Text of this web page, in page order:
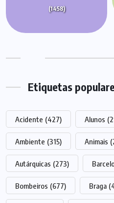
(1458)
Etiquetas
Acidente (427) Alunos
Ambiente (315) Animais
Autárquicas (273)
Bombeiros (677) Braga